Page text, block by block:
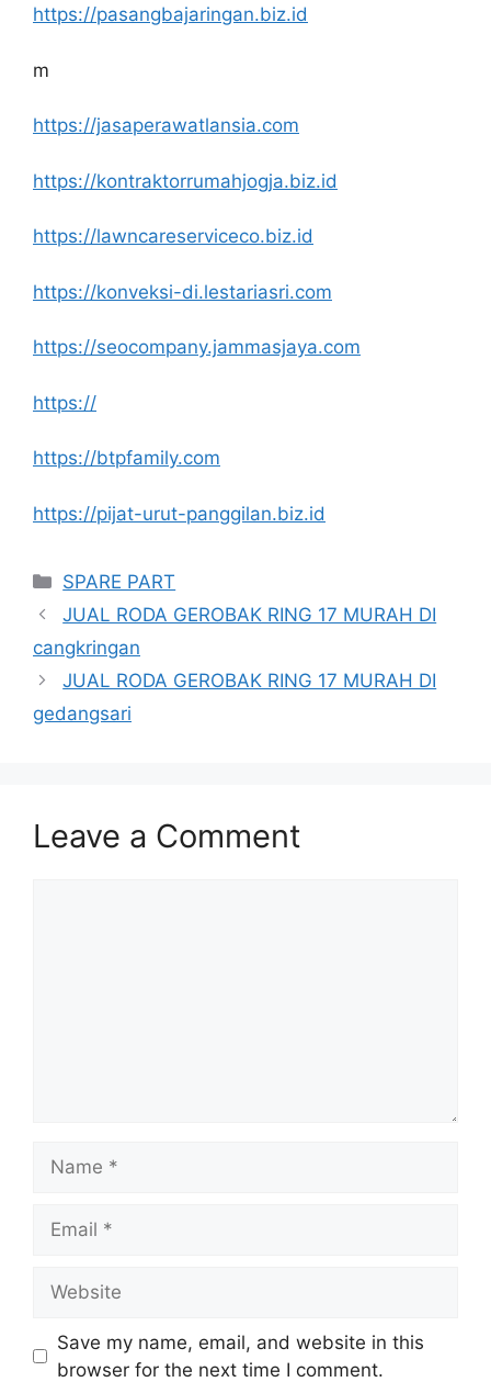
https://pasangbajaringan.biz.id
m
https://jasaperawatlansia.com
https://kontraktorrumahjogja.biz.id
https://lawncareserviceco.biz.id
https://konveksi-di.lestariasri.com
https://seocompany.jammasjaya.com
https://
https://btpfamily.com
https://pijat-urut-panggilan.biz.id
Categories
SPARE PART
JUAL RODA GEROBAK RING 17 MURAH DI
cangkringan
JUAL RODA GEROBAK RING 17 MURAH DI
gedangsari
Leave a Comment
Save my name, email, and website in this
browser for the next time I comment.